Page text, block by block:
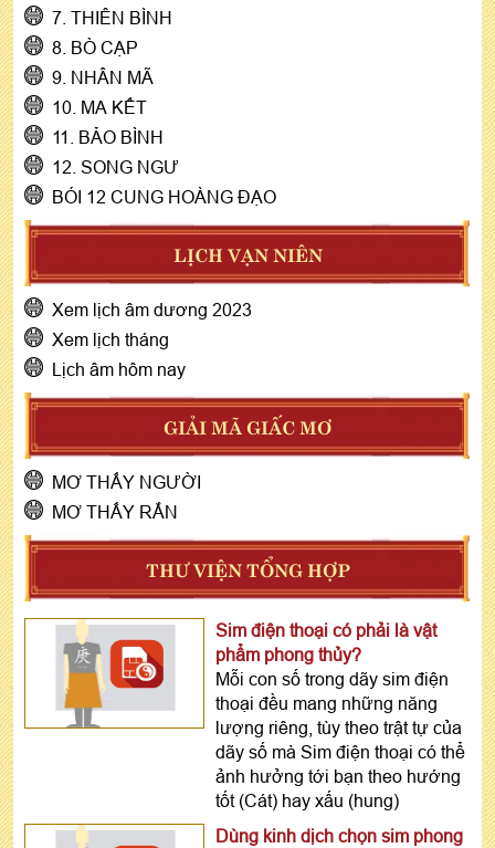
7. THIÊN BÌNH
8. BÒ CẠP
9. NHÂN MÃ
10. MA KẾT
11. BẢO BÌNH
12. SONG NGƯ
BÓI 12 CUNG HOÀNG ĐẠO
LỊCH VẠN NIÊN
Xem lịch âm dương 2023
Xem lịch tháng
Lịch âm hôm nay
GIẢI MÃ GIẤC MƠ
MƠ THẤY NGƯỜI
MƠ THẤY RẮN
THƯ VIỆN TỔNG HỢP
Sim điện thoại có phải là vật
phẩm phong thủy?
Mỗi con số trong dãy sim điện
thoại đều mang những năng
lượng riêng, tùy theo trật tự của
dãy số mà Sim điện thoại có thể
ảnh hưởng tới bạn theo hướng
tốt (Cát) hay xấu (hung)
Dùng kinh dịch chọn sim phong